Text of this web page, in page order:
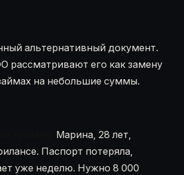
альтернативный документ.
рассматривают его как замену
на небольшие суммы.
Марина, 28 лет,
Паспорт потеряла,
уже неделю. Нужно 8 000